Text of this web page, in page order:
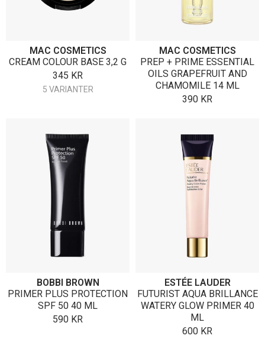
MAC COSMETICS
CREAM COLOUR BASE 3,2 G
345 KR
5 VARIANTER
MAC COSMETICS
PREP + PRIME ESSENTIAL
OILS GRAPEFRUIT AND
CHAMOMILE 14 ML
390 KR
BOBBI BROWN
PRIMER PLUS PROTECTION
SPF 50 40 ML
590 KR
ESTÉE LAUDER
FUTURIST AQUA BRILLANCE
WATERY GLOW PRIMER 40
ML
600 KR